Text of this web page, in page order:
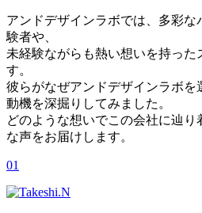
アンドデザインラボでは、多彩
験者や、
未経験ながらも熱い想いを持った
す。
彼らがなぜアンドデザインラボ
動機を深掘りしてみました。
どのような想いでこの会社に辿
な声をお届けします。
01